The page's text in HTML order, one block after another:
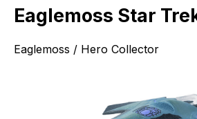
Eaglemoss Star
Eaglemoss / Hero Collector